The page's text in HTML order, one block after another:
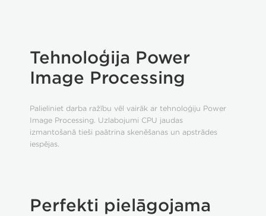
Tehnoloģija Power
Image Processing
Palieliniet darba ražību vēl vairāk ar tehnoloģiju Power
Image Processing. Uzlabojumi CPU jaudas
izmantošanā tieši paātrina skenēšanas un apstrādes
iespējas.
Perfekti pielāgojama